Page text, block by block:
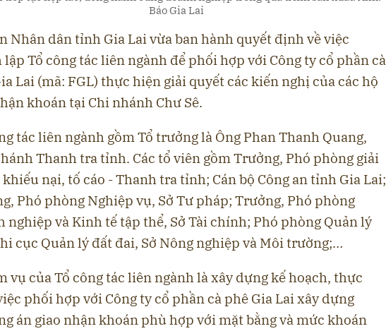
Báo Gia Lai
Nhân dân tỉnh Gia Lai vừa ban hành quyết định về việc
Tổ công tác liên ngành để phối hợp với Công ty cổ phần cà
Lai (mã: FGL) thực hiện giải quyết các kiến nghị của các hộ
khoán tại Chi nhánh Chư Sê.
tác liên ngành gồm Tổ trưởng là Ông Phan Thanh Quang,
Thanh tra tỉnh. Các tổ viên gồm Trưởng, Phó phòng giải
nại, tố cáo - Thanh tra tỉnh; Cán bộ Công an tỉnh Gia Lai;
Phó phòng Nghiệp vụ, Sở Tư pháp; Trưởng, Phó phòng
nghiệp và Kinh tế tập thể, Sở Tài chính; Phó phòng Quản lý
cục Quản lý đất đai, Sở Nông nghiệp và Môi trường;…
vụ của Tổ công tác liên ngành là xây dựng kế hoạch, thực
phối hợp với Công ty cổ phần cà phê Gia Lai xây dựng
án giao nhận khoán phù hợp với mặt bằng và mức khoán